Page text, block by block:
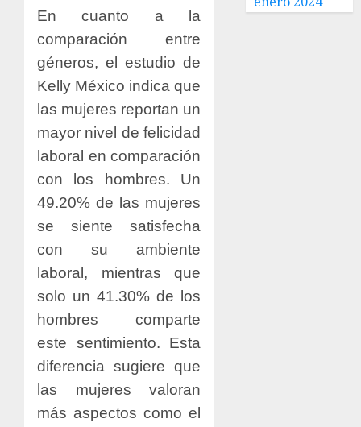
En cuanto a la
comparación entre
géneros, el estudio de
Kelly México indica que
las mujeres reportan un
mayor nivel de felicidad
laboral en comparación
con los hombres. Un
49.20% de las mujeres
se siente satisfecha
con su ambiente
laboral, mientras que
solo un 41.30% de los
hombres comparte
este sentimiento. Esta
diferencia sugiere que
las mujeres valoran
más aspectos como el